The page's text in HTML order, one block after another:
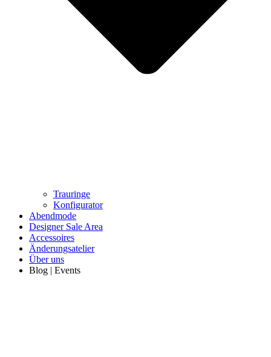
Trauringe
Konfigurator
Abendmode
Designer Sale Area
Accessoires
Änderungsatelier
Über uns
Blog | Events